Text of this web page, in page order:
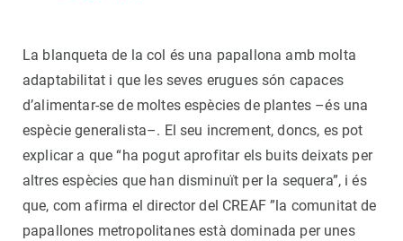
La blanqueta de la col és una papallona amb molta
adaptabilitat i que les seves erugues són capaces
d’alimentar-se de moltes espècies de plantes –és una
espècie generalista–. El seu increment, doncs, es pot
explicar a que “ha pogut aprofitar els buits deixats per
altres espècies que han disminuït per la sequera”, i és
que, com afirma el director del CREAF ”la comunitat de
papallones metropolitanes està dominada per unes